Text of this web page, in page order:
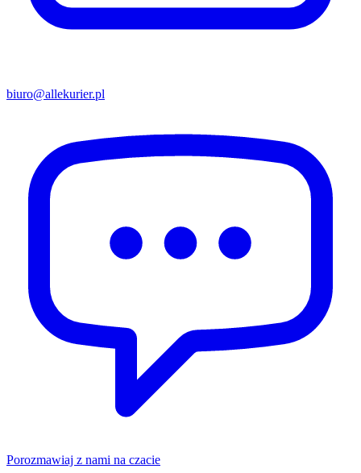
biuro@allekurier.pl
Porozmawiaj z nami na czacie